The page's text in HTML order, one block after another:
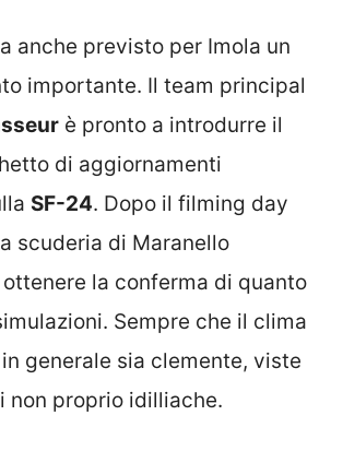
anche previsto per Imola un
importante. Il team principal
è pronto a introdurre il
di aggiornamenti
SF-24. Dopo il filming day
scuderia di Maranello
la conferma di quanto
Sempre che il clima
in generale sia clemente, viste
non proprio idilliache.